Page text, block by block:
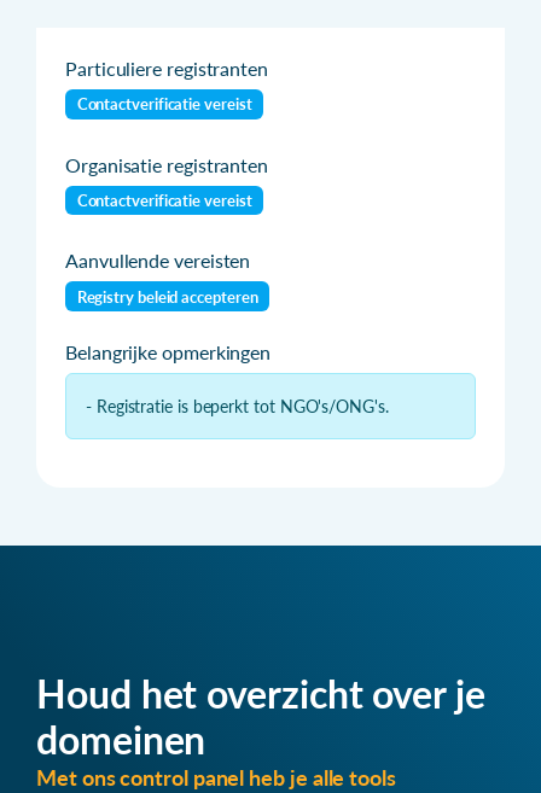
Particuliere registranten
Contactverificatie vereist
Organisatie registranten
Contactverificatie vereist
Aanvullende vereisten
Registry beleid accepteren
Belangrijke opmerkingen
- Registratie is beperkt tot NGO's/ONG's.
Houd het overzicht over je
domeinen
Met ons control panel heb je alle tools